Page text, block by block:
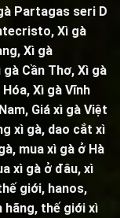
Partagas seri D
, Xì gà
Xì gà
gà Cần Thơ, Xì gà
Xì gà Vĩnh
Giá xì gà Việt
xì gà, dao cắt xì
mua xì gà ở Hà
xì gà ở đâu, xì
giới, hanos,
hãng, thế giới xì